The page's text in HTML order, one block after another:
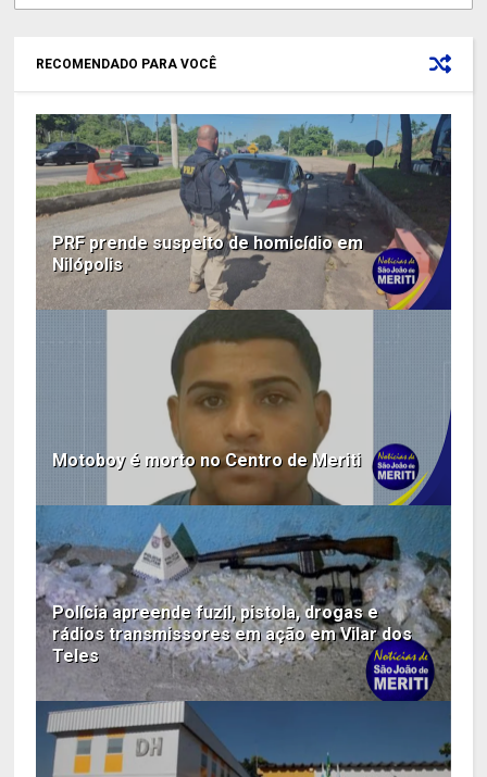
RECOMENDADO PARA VOCÊ
PRF prende suspeito de homicídio em
Nilópolis
Motoboy é morto no Centro de Meriti
Polícia apreende fuzil, pistola, drogas e
rádios transmissores em ação em Vilar dos
Teles